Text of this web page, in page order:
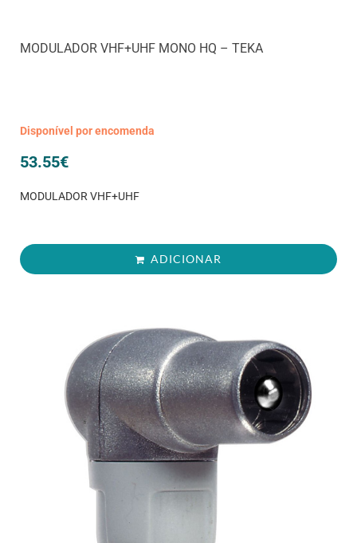
MODULADOR VHF+UHF MONO HQ – TEKA
Disponível por encomenda
53.55€
MODULADOR VHF+UHF
ADICIONAR